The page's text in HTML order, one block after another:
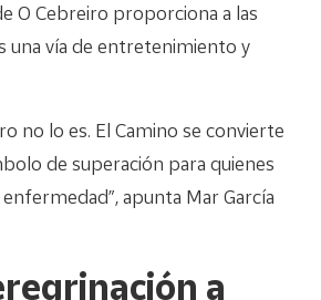
O Cebreiro proporciona a las
una vía de entretenimiento y
no lo es. El Camino se convierte
de superación para quienes
apunta Mar García
a